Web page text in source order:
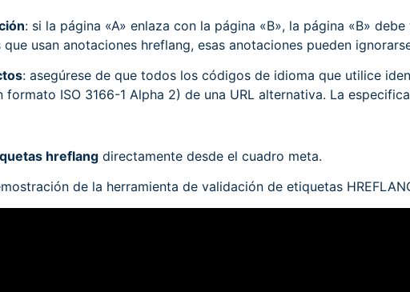
: si la página «A» enlaza con la página «B», la página «B»
usan anotaciones hreflang, esas anotaciones pueden
: asegúrese de que todos los códigos de idioma que utilice
ISO 3166-1 Alpha 2) de una URL alternativa. La
hreflang directamente desde el cuadro meta.
de la herramienta de validación de etiquetas